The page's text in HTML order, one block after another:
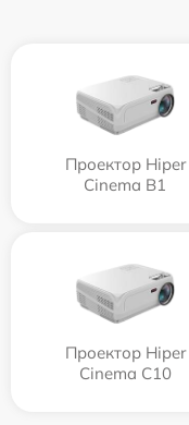
Проектор Hiper
Cinema B1
Проектор Hiper
Cinema C10